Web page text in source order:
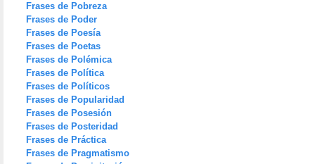
Frases de Pobreza
Frases de Poder
Frases de Poesía
Frases de Poetas
Frases de Polémica
Frases de Política
Frases de Políticos
Frases de Popularidad
Frases de Posesión
Frases de Posteridad
Frases de Práctica
Frases de Pragmatismo